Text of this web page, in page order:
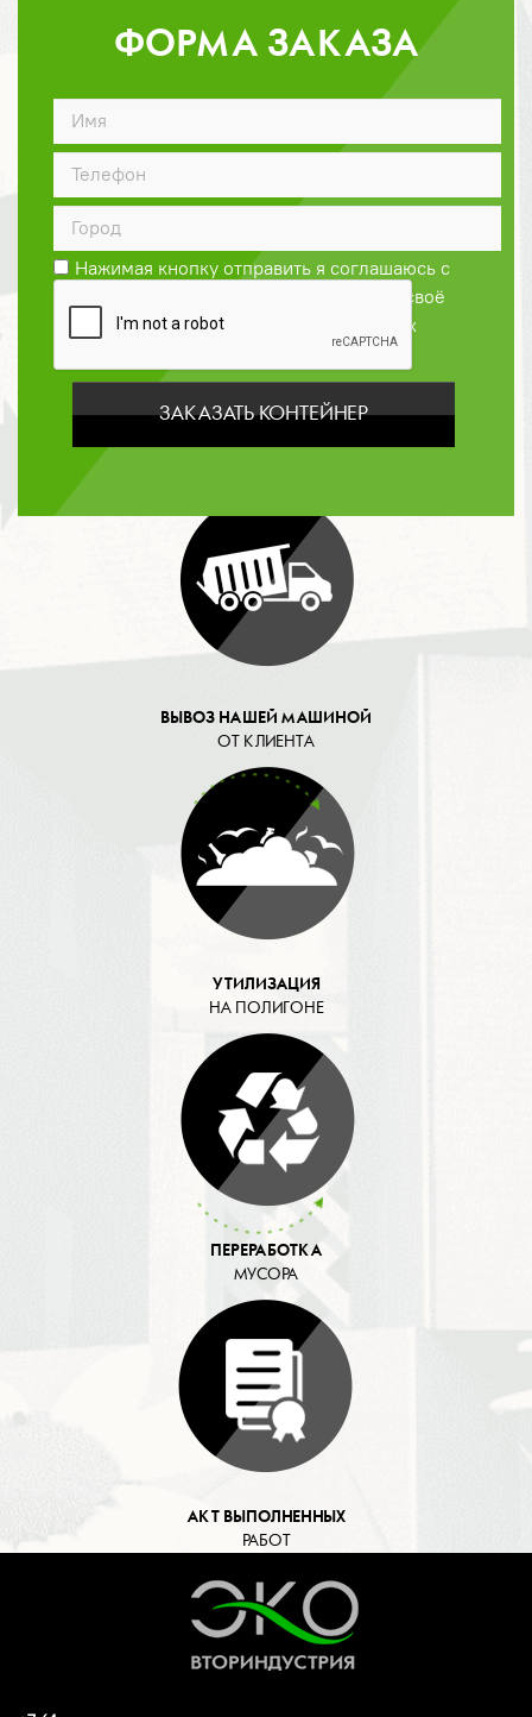
ВЫВОЗ НАШЕЙ МАШИНОЙ
ОТ КЛИЕНТА
УТИЛИЗАЦИЯ
НА ПОЛИГОНЕ
ПЕРЕРАБОТКА
МУСОРА
АКТ ВЫПОЛНЕННЫХ
РАБОТ
ФОРМА ЗАКАЗА
Нажимая кнопку отправить я соглашаюсь с
и даю своё
согласие на обработку персональных
ЗАКАЗАТЬ КОНТЕЙНЕР